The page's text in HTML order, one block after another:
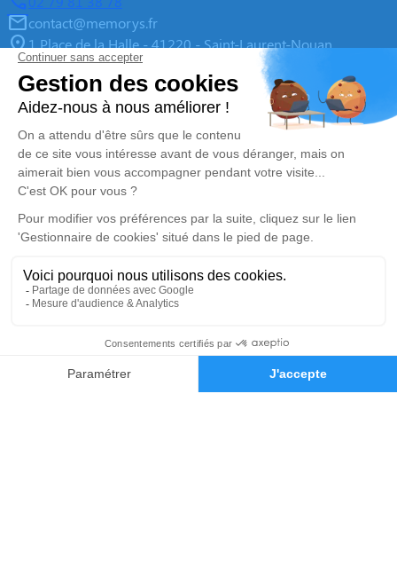
Demande de devis
contact@memorys.fr
1 Place de la Halle - 41220 - Saint-Laurent-Nouan
4.9/5 - 10 avis
Pompes Funèbres MEMORYS à Blois
02 55 02 46 67
contact@memorys.fr
3 Boulevard de l'Industrie - 41000 - Blois
5/5 - 81 avis
Nos Services
Organiser des Obsèques
Démarches Post Obsèques
Monuments funéraires
Liens utiles
À propos de Memorys
agence
Espace famille
Nous rejoindre